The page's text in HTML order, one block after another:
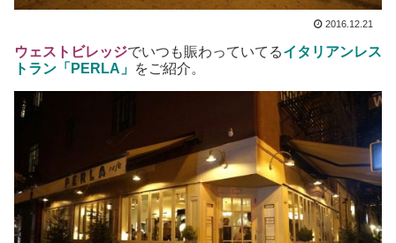
2016.12.21
ウェストビレッジでいつも賑わっていてるイタリアンレス
トラン 「PERLA」 をご紹介。